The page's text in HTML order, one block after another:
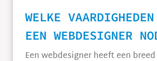
WELKE
EEN WEBDESIGNER
Een webdesigner heeft een